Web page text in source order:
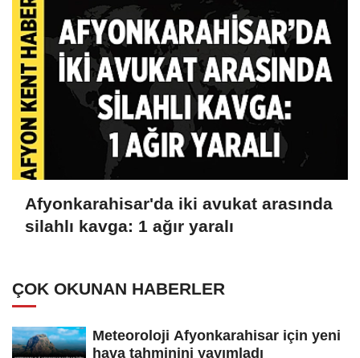
Afyonkarahisar'da iki avukat arasında
silahlı kavga: 1 ağır yaralı
ÇOK OKUNAN HABERLER
Meteoroloji Afyonkarahisar için yeni
hava tahminini yayımladı